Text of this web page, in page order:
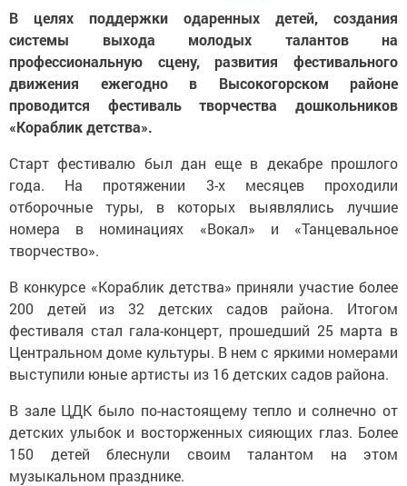
В целях поддержки одаренных детей, создания
системы выхода молодых талантов на
профессиональную сцену, развития фестивального
движения ежегодно в Высокогорском районе
проводится фестиваль творчества дошкольников
«Кораблик детства».
Старт фестивалю был дан еще в декабре прошлого
года. На протяжении 3-х месяцев проходили
отборочные туры, в которых выявлялись лучшие
номера в номинациях «Вокал» и «Танцевальное
творчество».
В конкурсе «Кораблик детства» приняли участие более
200 детей из 32 детских садов района. Итогом
фестиваля стал гала-концерт, прошедший 25 марта в
Центральном доме культуры. В нем с яркими номерами
выступили юные артисты из 16 детских садов района.
В зале ЦДК было по-настоящему тепло и солнечно от
детских улыбок и восторженных сияющих глаз. Более
150 детей блеснули своим талантом на этом
музыкальном празднике.